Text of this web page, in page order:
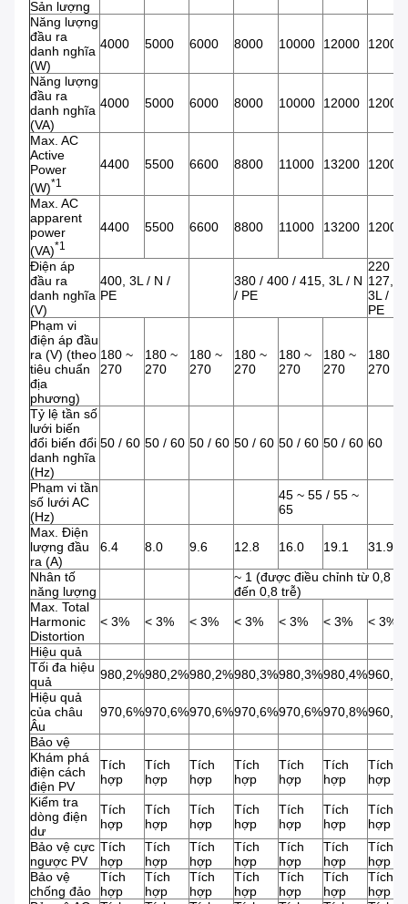
Sản lượng
Năng lượng
đầu ra
danh nghĩa
(W)
4000 5000 6000 8000 10000 12000 12000
Năng lượng
đầu ra
danh nghĩa
(VA)
4000 5000 6000 8000 10000 12000 12000
Max. AC
Active
Power
(W)*1
4400 5500 6600 8800 11000 13200 12000
Max. AC
apparent
power
(VA)*1
4400 5500 6600 8800 11000 13200 12000
Điện áp
đầu ra
danh nghĩa
(V)
400, 3L / N /
PE
380 / 400 / 415, 3L / N
/ PE
220 /
127,
3L / N /
PE
Phạm vi
điện áp đầu
ra (V) (theo
tiêu chuẩn
địa
phương)
180 ~
270
180 ~
270
180 ~
270
180 ~
270
180 ~
270
180 ~
270
180 ~
270
Tỷ lệ tần số
lưới biến
đổi biến đổi
danh nghĩa
(Hz)
50 / 60 50 / 60 50 / 60 50 / 60 50 / 60 50 / 60 60
Phạm vi tần
số lưới AC
(Hz)
45 ~ 55 / 55 ~
65
Max. Điện
lượng đầu
ra (A)
6.4 8.0 9.6 12.8 16.0 19.1 31.9
Nhân tố
năng lượng
~ 1 (được điều chỉnh từ 0,8
đến 0,8 trễ)
Max. Total
Harmonic
Distortion
< 3% < 3% < 3% < 3% < 3% < 3% < 3%
Hiệu quả
Tối đa hiệu
quả
980,2%980,2%980,2%980,3%980,3%980,4%
Hiệu quả
của châu
Âu
970,6%970,6%970,6%970,6%970,6%970,8%
Bảo vệ
Khám phá
điện cách
điện PV
Tích
hợp
Tích
hợp
Tích
hợp
Tích
hợp
Tích
hợp
Tích
hợp
Tích
hợp
Kiểm tra
dòng điện
dư
Tích
hợp
Tích
hợp
Tích
hợp
Tích
hợp
Tích
hợp
Tích
hợp
Tích
hợp
Bảo vệ cực
ngược PV
Tích
hợp
Tích
hợp
Tích
hợp
Tích
hợp
Tích
hợp
Tích
hợp
Tích
hợp
Bảo vệ
chống đảo
Tích
hợp
Tích
hợp
Tích
hợp
Tích
hợp
Tích
hợp
Tích
hợp
Tích
hợp